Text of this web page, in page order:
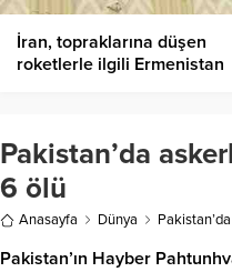
İran, topraklarına düşen
roketlerle ilgili Ermenistan
Pakistan’da
6 ölü
Anasayfa Dünya
Pakistan’ın Hayber